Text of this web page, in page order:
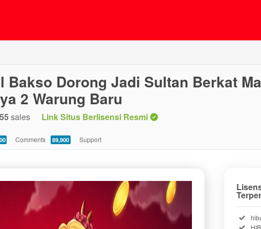
Bakso Dorong Jadi Sultan Berkat
2 Warung Baru
sales Link Situs Berlisensi Resmi
Comments 89,900 Support